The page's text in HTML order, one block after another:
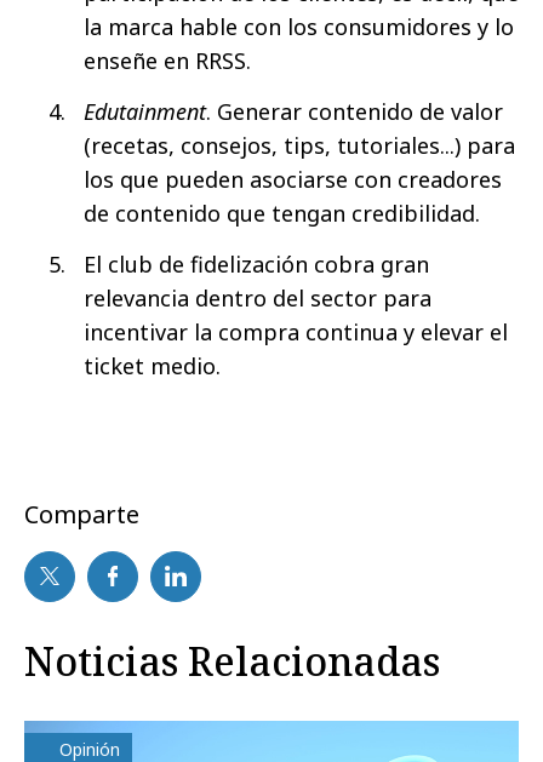
la marca hable con los consumidores y lo
enseñe en RRSS.
Edutainment. Generar contenido de valor
(recetas, consejos, tips, tutoriales...) para
los que pueden asociarse con creadores
de contenido que tengan credibilidad.
El club de fidelización cobra gran
relevancia dentro del sector para
incentivar la compra continua y elevar el
ticket medio.
Comparte
Noticias Relacionadas
Opinión